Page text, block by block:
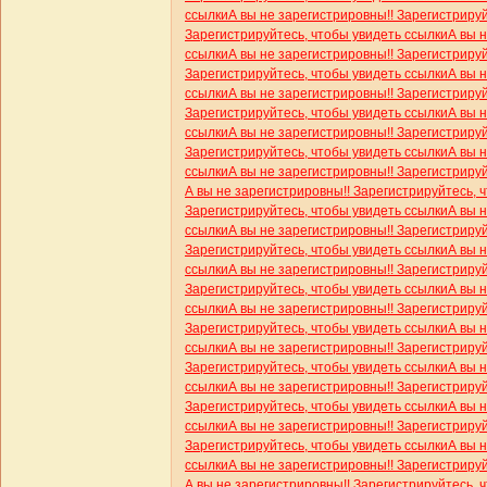
ссылкиА вы не зарегистрировны!!
Зарегистрируйтесь, чтобы увидеть ссылкиА вы
ссылкиА вы не зарегистрировны!!
Зарегистрируйтесь, чтобы увидеть ссылкиА вы
ссылкиА вы не зарегистрировны!!
Зарегистрируйтесь, чтобы увидеть ссылкиА вы
ссылкиА вы не зарегистрировны!!
Зарегистрируйтесь, чтобы увидеть ссылкиА вы
ссылкиА вы не зарегистрировны!!
А вы не зарегистрировны!! Зарегистрируйтесь,
Зарегистрируйтесь, чтобы увидеть ссылкиА вы
ссылкиА вы не зарегистрировны!!
Зарегистрируйтесь, чтобы увидеть ссылкиА вы
ссылкиА вы не зарегистрировны!!
Зарегистрируйтесь, чтобы увидеть ссылкиА вы
ссылкиА вы не зарегистрировны!!
Зарегистрируйтесь, чтобы увидеть ссылкиА вы
ссылкиА вы не зарегистрировны!!
Зарегистрируйтесь, чтобы увидеть ссылкиА вы
ссылкиА вы не зарегистрировны!!
Зарегистрируйтесь, чтобы увидеть ссылкиА вы
ссылкиА вы не зарегистрировны!!
Зарегистрируйтесь, чтобы увидеть ссылкиА вы
ссылкиА вы не зарегистрировны!!